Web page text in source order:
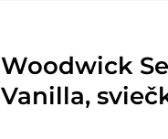
Woodwick
Vanilla,